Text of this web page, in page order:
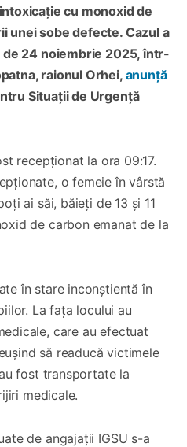
cu monoxid de
unei sobe defecte. Cazul a
24 noiembrie 2025, într-
raionul Orhei,anunță
Situații de Urgență
recepționat la ora 09:17.
o femeie în vârstă
ai săi, băieți de 13 și 11
de carbon emanat de la
în stare inconștientă în
La fața locului au
care au efectuat
să readucă victimele
fost transportate la
medicale.
de angajații IGSU s-a